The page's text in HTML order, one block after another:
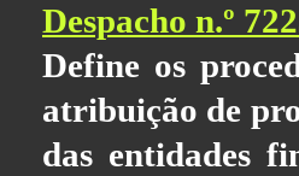
Despacho n.º
Define os
atribuição de
das entidades